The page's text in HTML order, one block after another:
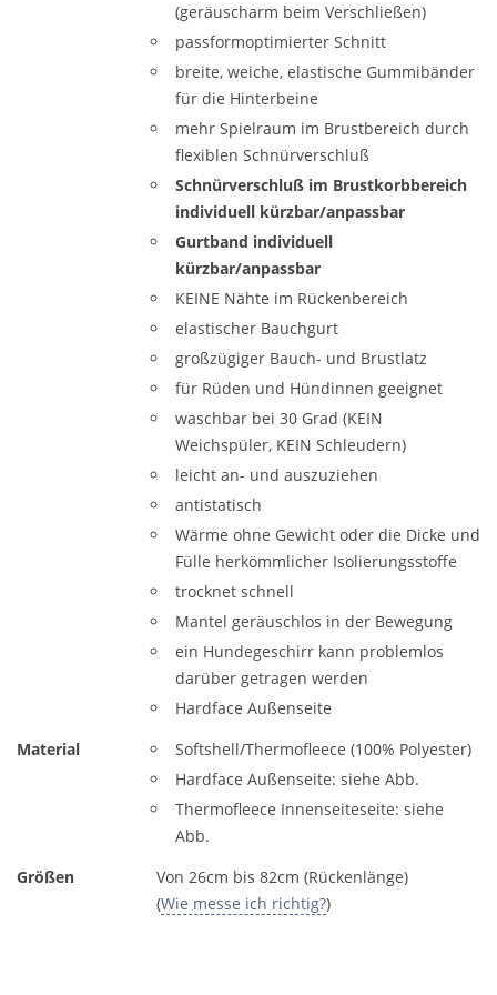
(geräuscharm beim Verschließen)
passformoptimierter Schnitt
breite, weiche, elastische Gummibänder
für die Hinterbeine
mehr Spielraum im Brustbereich durch
flexiblen Schnürverschluß
Schnürverschluß im Brustkorbbereich
individuell kürzbar/anpassbar
Gurtband individuell
kürzbar/anpassbar
KEINE Nähte im Rückenbereich
elastischer Bauchgurt
großzügiger Bauch- und Brustlatz
für Rüden und Hündinnen geeignet
waschbar bei 30 Grad (KEIN
Weichspüler, KEIN Schleudern)
leicht an- und auszuziehen
antistatisch
Wärme ohne Gewicht oder die Dicke und
Fülle herkömmlicher Isolierungsstoffe
trocknet schnell
Mantel geräuschlos in der Bewegung
ein Hundegeschirr kann problemlos
darüber getragen werden
Hardface Außenseite
Material
Softshell/Thermofleece (100% Polyester)
Hardface Außenseite: siehe Abb.
Thermofleece Innenseiteseite: siehe
Abb.
Größen
Von 26cm bis 82cm (Rückenlänge)
(Wie messe ich richtig?)